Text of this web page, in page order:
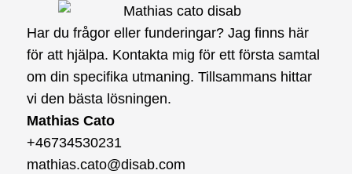
Har du frågor eller funderingar? Jag finns här
för att hjälpa. Kontakta mig för ett första samtal
om din specifika utmaning. Tillsammans hittar
vi den bästa lösningen.
Mathias Cato
+46734530231
mathias.cato@disab.com